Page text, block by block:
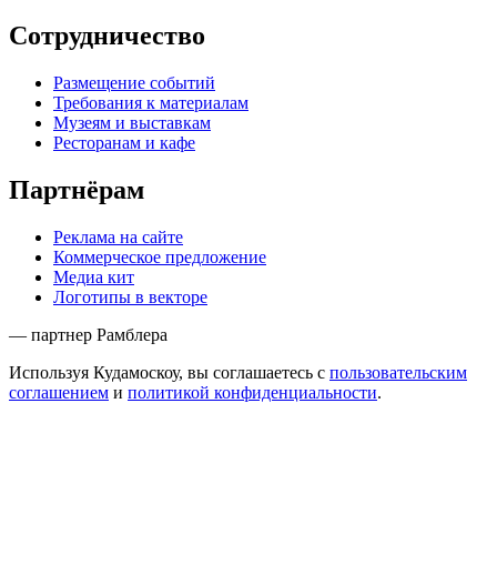
Сотрудничество
Размещение событий
Требования к материалам
Музеям и выставкам
Ресторанам и кафе
Партнёрам
Реклама на сайте
Коммерческое предложение
Медиа кит
Логотипы в векторе
— партнер Рамблера
Используя Кудамоскоу, вы соглашаетесь с пользовательским
соглашением и политикой конфиденциальности.